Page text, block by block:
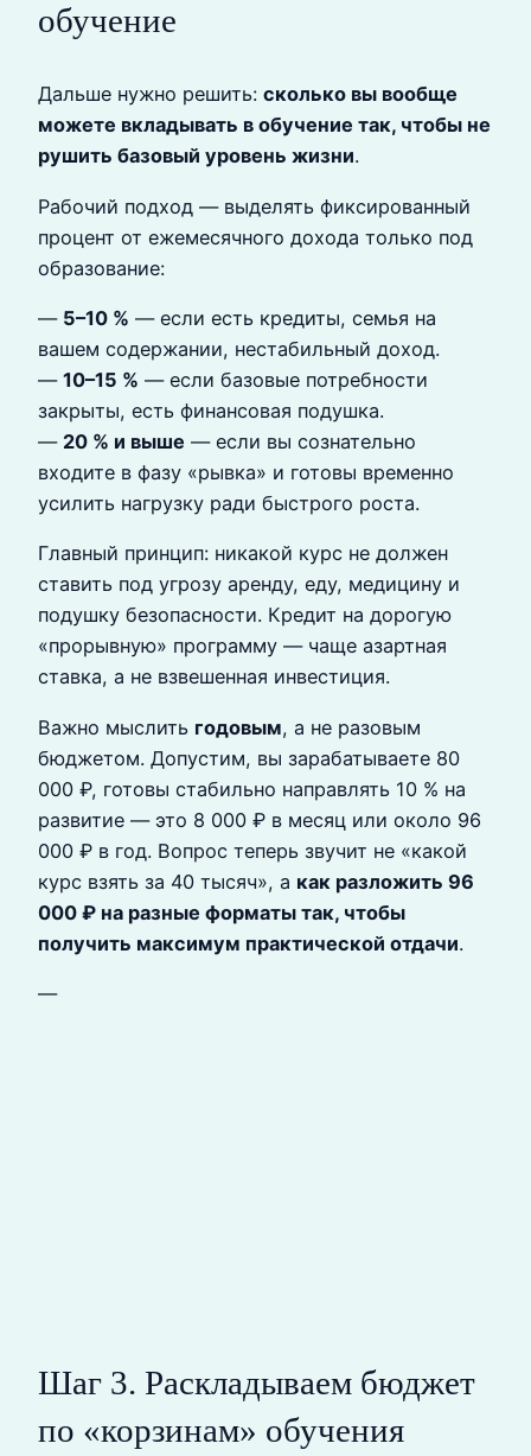
обучение
Дальше нужно решить: сколько вы вообще
можете вкладывать в обучение так, чтобы не
рушить базовый уровень жизни.
Рабочий подход — выделять фиксированный
процент от ежемесячного дохода только под
образование:
— 5–10 % — если есть кредиты, семья на
вашем содержании, нестабильный доход.
— 10–15 % — если базовые потребности
закрыты, есть финансовая подушка.
— 20 % и выше — если вы сознательно
входите в фазу «рывка» и готовы временно
усилить нагрузку ради быстрого роста.
Главный принцип: никакой курс не должен
ставить под угрозу аренду, еду, медицину и
подушку безопасности. Кредит на дорогую
«прорывную» программу — чаще азартная
ставка, а не взвешенная инвестиция.
Важно мыслить годовым, а не разовым
бюджетом. Допустим, вы зарабатываете 80
000 ₽, готовы стабильно направлять 10 % на
развитие — это 8 000 ₽ в месяц или около 96
000 ₽ в год. Вопрос теперь звучит не «какой
курс взять за 40 тысяч», а как разложить 96
000 ₽ на разные форматы так, чтобы
получить максимум практической отдачи.
—
Шаг 3. Раскладываем бюджет
по «корзинам» обучения